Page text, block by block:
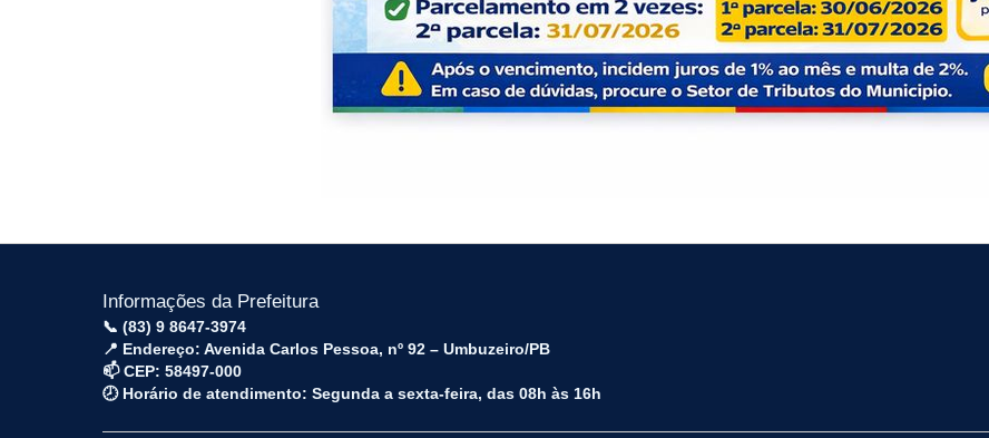
Informações da Prefeitura
📞 (83) 9 8647-3974
📍 Endereço: Avenida Carlos Pessoa, nº 92 – Umbuzeiro/PB
📫 CEP: 58497-000
🕗 Horário de atendimento: Segunda a sexta-feira, das 08h às 16h